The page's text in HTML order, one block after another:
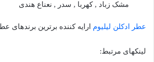
مشک زباد , کهربا , سدر , نعناع هندی
عطر ادکلن لیلیوم ارایه کننده برترین برندهای
لینکهای مرتبط: